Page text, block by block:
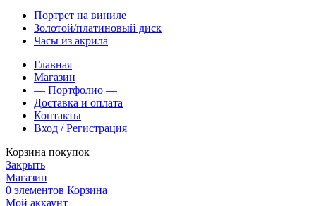
Портрет на виниле
Золотой/платиновый диск
Часы из акрила
Главная
Магазин
— Портфолио —
Доставка и оплата
Контакты
Вход / Регистрация
Корзина покупок
Закрыть
Магазин
0 элементов Корзина
Мой аккаунт